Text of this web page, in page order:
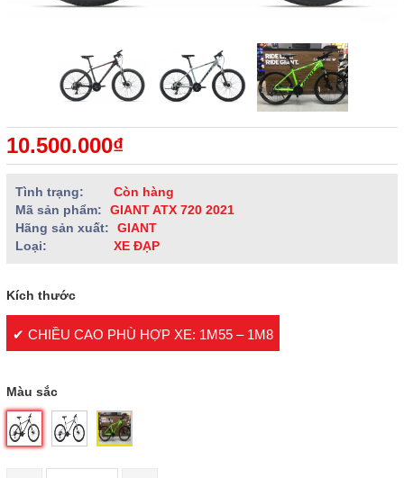
10.500.000₫
Tình trạng:
Còn hàng
Mã sản phẩm:
GIANT ATX 720 2021
Hãng sản xuất:
GIANT
Loại:
XE ĐẠP
Kích thước
✔ CHIỀU CAO PHÙ HỢP XE: 1M55 – 1M8
Màu sắc